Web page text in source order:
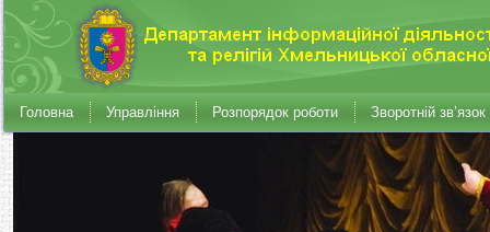
Головна Управління Розпорядок роботи Зворотній зв’язок